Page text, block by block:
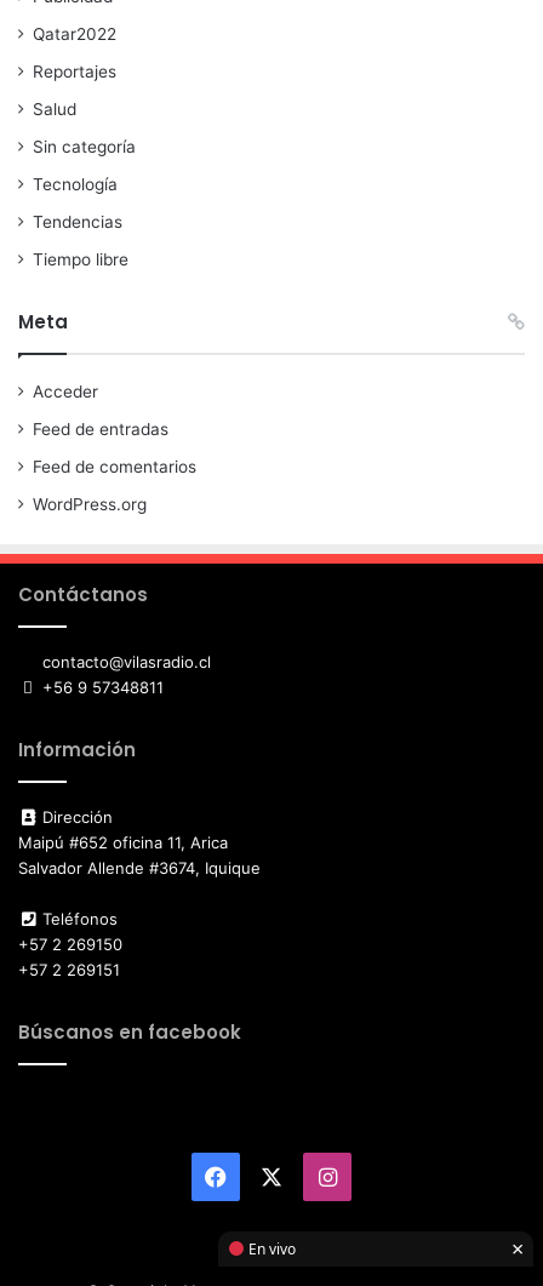
Qatar2022
Reportajes
Salud
Sin categoría
Tecnología
Tendencias
Tiempo libre
Meta
Acceder
Feed de entradas
Feed de comentarios
WordPress.org
Contáctanos
contacto@vilasradio.cl
+56 9 57348811
Información
Dirección
Maipú #652 oficina 11, Arica
Salvador Allende #3674, Iquique
Teléfonos
+57 2 269150
+57 2 269151
Búscanos en facebook
Facebook Instagram
En vivo ×